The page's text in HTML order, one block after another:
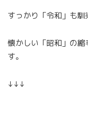
すっかり「令和」も馴
懐かしい「昭和」の
す。
↓↓↓